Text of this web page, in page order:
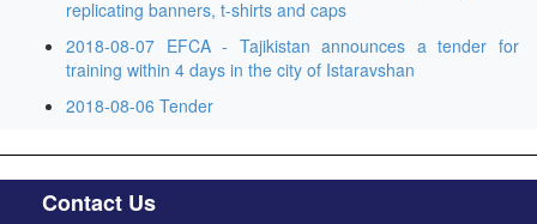
replicating banners, t-shirts and caps
2018-08-07 EFCA - Tajikistan announces a tender for
training within 4 days in the city of Istaravshan
2018-08-06 Tender
Contact Us